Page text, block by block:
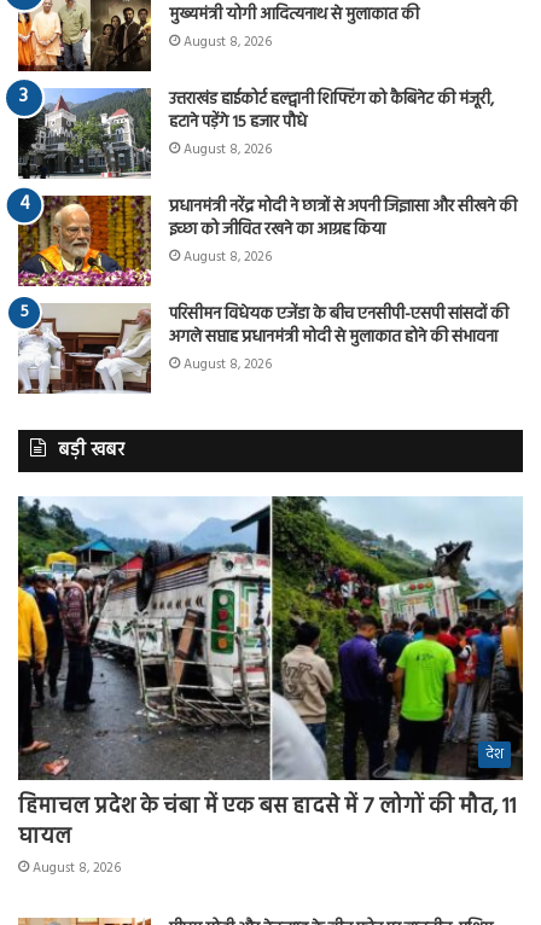
मुख्यमंत्री योगी आदित्यनाथ से मुलाकात की
August 8, 2026
उत्तराखंड हाईकोर्ट हल्द्वानी शिफ्टिंग को कैबिनेट की मंजूरी,
हटाने पड़ेंगे 15 हजार पौधे
August 8, 2026
प्रधानमंत्री नरेंद्र मोदी ने छात्रों से अपनी जिज्ञासा और सीखने की
इच्छा को जीवित रखने का आग्रह किया
August 8, 2026
परिसीमन विधेयक एजेंडा के बीच एनसीपी-एसपी सांसदों की
अगले सप्ताह प्रधानमंत्री मोदी से मुलाकात होने की संभावना
August 8, 2026
बड़ी खबर
देश
हिमाचल प्रदेश के चंबा में एक बस हादसे में 7 लोगों की मौत, 11
घायल
August 8, 2026